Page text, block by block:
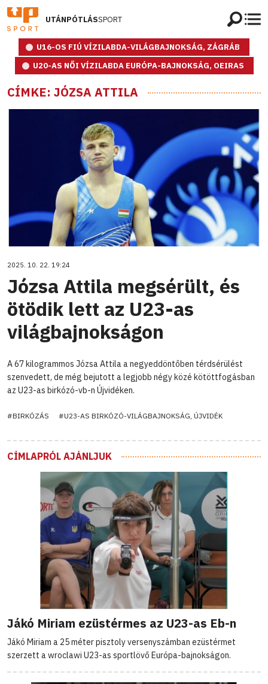
UTÁNPÓTLÁSSPORT
U16-OS FIÚ VÍZILABDA-VILÁGBAJNOKSÁG, ZÁGRÁB
U20-AS NŐI VÍZILABDA EURÓPA-BAJNOKSÁG, OEIRAS
CÍMKE: JÓZSA ATTILA
2025. 10. 22. 19:24
Józsa Attila megsérült, és
ötödik lett az U23-as
világbajnokságon
A 67 kilogrammos Józsa Attila a negyeddöntőben térdsérülést
szenvedett, de még bejutott a legjobb négy közé kötöttfogásban
az U23-as birkózó-vb-n Újvidéken.
#BIRKÓZÁS #U23-AS BIRKÓZÓ-VILÁGBAJNOKSÁG, ÚJVIDÉK
CÍMLAPRÓL AJÁNLJUK
Jákó Miriam ezüstérmes az U23-as Eb-n
Jákó Miriam a 25 méter pisztoly versenyszámban ezüstérmet
szerzett a wroclawi U23-as sportlövő Európa-bajnokságon.